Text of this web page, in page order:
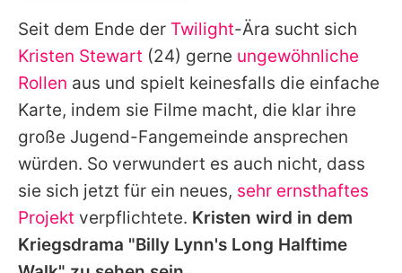
Impressum
Datenschutzerklärung
Nutzungsbedingungen
Utiq verwalten
Seit dem Ende der Twilight-Ära sucht sich
Kristen Stewart (24) gerne ungewöhnliche
Rollen aus und spielt keinesfalls die einfache
Karte, indem sie Filme macht, die klar ihre
große Jugend-Fangemeinde ansprechen
würden. So verwundert es auch nicht, dass
sie sich jetzt für ein neues, sehr ernsthaftes
Projekt verpflichtete. Kristen wird in dem
Kriegsdrama "Billy Lynn's Long Halftime